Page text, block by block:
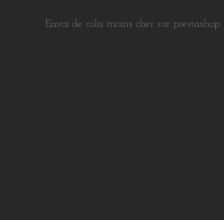
Envoi de colis moins cher sur prestashop